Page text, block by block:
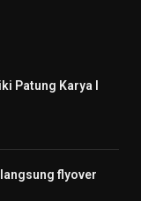
Patung Karya I
flyover